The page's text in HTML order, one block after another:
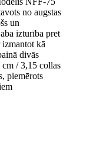
no augstas
un
izturība pret
kā
divās
cm / 3,15 collas
piemērots